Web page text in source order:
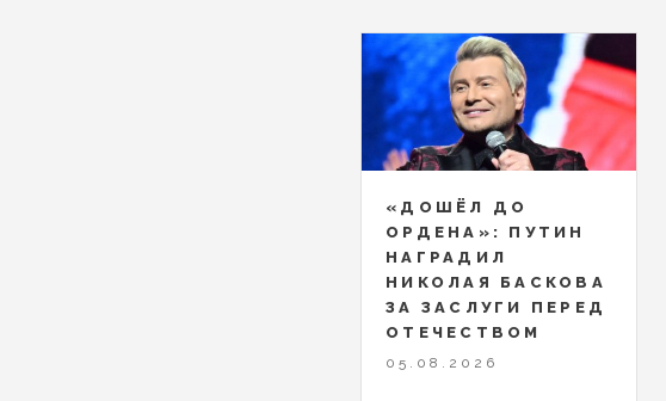
«ДОШЁЛ ДО
ОРДЕНА»: ПУТИН
НАГРАДИЛ
НИКОЛАЯ БАСКОВА
ЗА ЗАСЛУГИ ПЕРЕД
ОТЕЧЕСТВОМ
05.08.2026